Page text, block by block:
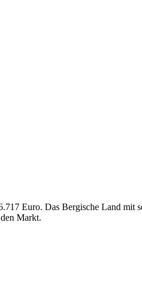
Euro. Das Bergische Land mit
Markt.